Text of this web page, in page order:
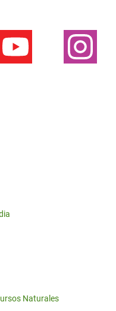
Naturales